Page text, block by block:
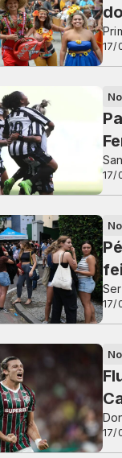
17/
17/
17/
17/